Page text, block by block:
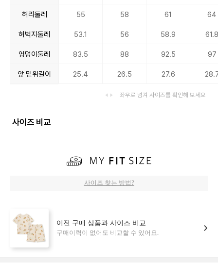
허리둘레 55 58 61 64
허벅지둘레 53.1 56 58.9
엉덩이둘레 83.5 88 92.5 97
앞 밑위길이 25.4 26.5 27.6
좌우로 넘겨 사이즈를 확인해 보세요
사이즈 비교